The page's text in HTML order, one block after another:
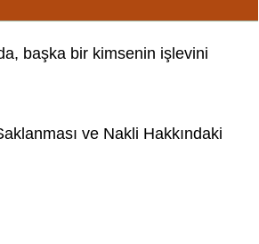
başka bir kimsenin işlevini
ve Nakli Hakkındaki